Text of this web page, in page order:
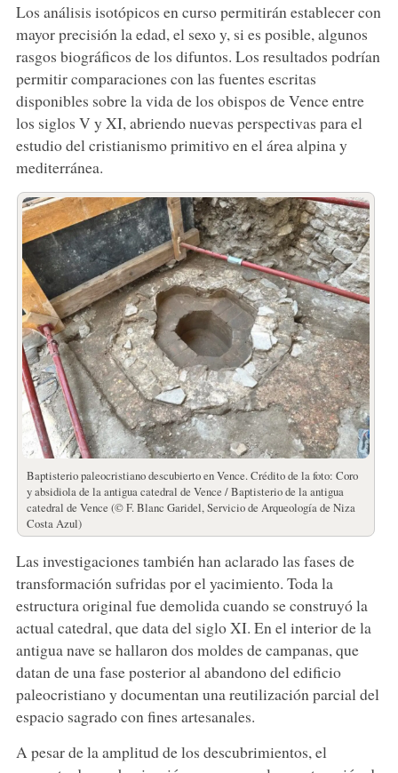
Los análisis isotópicos en curso permitirán establecer con
mayor precisión la edad, el sexo y, si es posible, algunos
rasgos biográficos de los difuntos. Los resultados podrían
permitir comparaciones con las fuentes escritas
disponibles sobre la vida de los obispos de Vence entre
los siglos V y XI, abriendo nuevas perspectivas para el
estudio del cristianismo primitivo en el área alpina y
mediterránea.
Baptisterio paleocristiano descubierto en Vence. Crédito de la foto: Coro
y absidiola de la antigua catedral de Vence / Baptisterio de la antigua
catedral de Vence (© F. Blanc Garidel, Servicio de Arqueología de Niza
Costa Azul)
Las investigaciones también han aclarado las fases de
transformación sufridas por el yacimiento. Toda la
estructura original fue demolida cuando se construyó la
actual catedral, que data del siglo XI. En el interior de la
antigua nave se hallaron dos moldes de campanas, que
datan de una fase posterior al abandono del edificio
paleocristiano y documentan una reutilización parcial del
espacio sagrado con fines artesanales.
A pesar de la amplitud de los descubrimientos, el